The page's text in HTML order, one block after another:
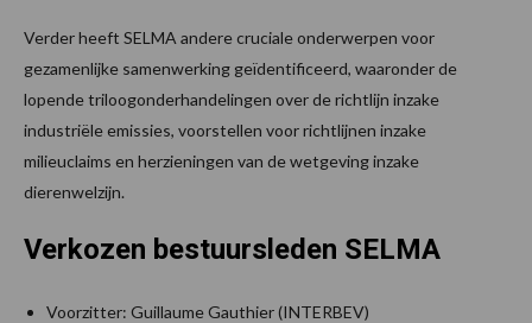
Verder heeft SELMA andere cruciale onderwerpen voor
gezamenlijke samenwerking geïdentificeerd, waaronder de
lopende triloogonderhandelingen over de richtlijn inzake
industriële emissies, voorstellen voor richtlijnen inzake
milieuclaims en herzieningen van de wetgeving inzake
dierenwelzijn.
Verkozen bestuursleden SELMA
Voorzitter: Guillaume Gauthier (INTERBEV)